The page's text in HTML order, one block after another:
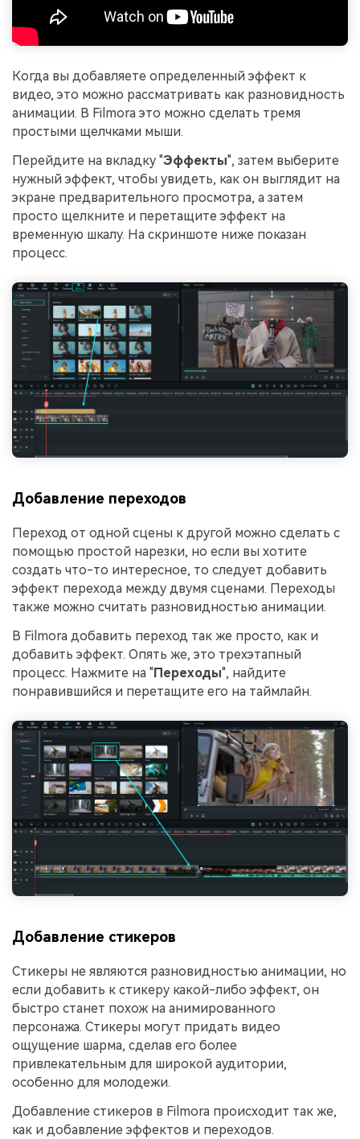
Когда вы добавляете определенный эффект к
видео, это можно рассматривать как разновидность
анимации. В Filmora это можно сделать тремя
простыми щелчками мыши.
Перейдите на вкладку "Эффекты", затем выберите
нужный эффект, чтобы увидеть, как он выглядит на
экране предварительного просмотра, а затем
просто щелкните и перетащите эффект на
временную шкалу. На скриншоте ниже показан
процесс.
Добавление переходов
Переход от одной сцены к другой можно сделать с
помощью простой нарезки, но если вы хотите
создать что-то интересное, то следует добавить
эффект перехода между двумя сценами. Переходы
также можно считать разновидностью анимации.
В Filmora добавить переход так же просто, как и
добавить эффект. Опять же, это трехэтапный
процесс. Нажмите на "Переходы", найдите
понравившийся и перетащите его на таймлайн.
Добавление стикеров
Стикеры не являются разновидностью анимации, но
если добавить к стикеру какой-либо эффект, он
быстро станет похож на анимированного
персонажа. Стикеры могут придать видео
ощущение шарма, сделав его более
привлекательным для широкой аудитории,
особенно для молодежи.
Добавление стикеров в Filmora происходит так же,
как и добавление эффектов и переходов.